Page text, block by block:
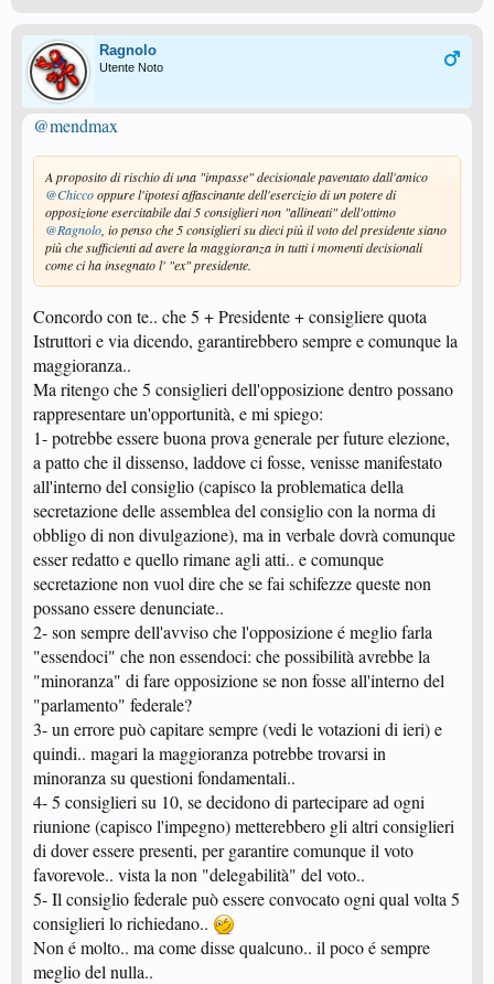
Ragnolo
Utente Noto
@mendmax
A proposito di rischio di una "impasse" decisionale paventato dall'amico
@Chiccooppure l'ipotesi affascinante dell'esercizio di un potere di
opposizione esercitabile dai 5 consiglieri non "allineati" dell'ottimo
@Ragnolo , io penso che 5 consiglieri su dieci più il voto del presidente siano
più che sufficienti ad avere la maggioranza in tutti i momenti decisionali
come ci ha insegnato l' "ex" presidente.
Concordo con te.. che 5 + Presidente + consigliere quota
Istruttori e via dicendo, garantirebbero sempre e comunque la
maggioranza..
Ma ritengo che 5 consiglieri dell'opposizione dentro possano
rappresentare un'opportunità, e mi spiego:
1- potrebbe essere buona prova generale per future elezione,
a patto che il dissenso, laddove ci fosse, venisse manifestato
all'interno del consiglio (capisco la problematica della
secretazione delle assemblea del consiglio con la norma di
obbligo di non divulgazione), ma in verbale dovrà comunque
esser redatto e quello rimane agli atti.. e comunque
secretazione non vuol dire che se fai schifezze queste non
possano essere denunciate..
2- son sempre dell'avviso che l'opposizione é meglio farla
"essendoci" che non essendoci: che possibilità avrebbe la
"minoranza" di fare opposizione se non fosse all'interno del
"parlamento" federale?
3- un errore può capitare sempre (vedi le votazioni di ieri) e
quindi.. magari la maggioranza potrebbe trovarsi in
minoranza su questioni fondamentali..
4- 5 consiglieri su 10, se decidono di partecipare ad ogni
riunione (capisco l'impegno) metterebbero gli altri consiglieri
di dover essere presenti, per garantire comunque il voto
favorevole.. vista la non "delegabilità" del voto..
5- Il consiglio federale può essere convocato ogni qual volta 5
consiglieri lo richiedano..
Non é molto.. ma come disse qualcuno.. il poco é sempre
meglio del nulla..